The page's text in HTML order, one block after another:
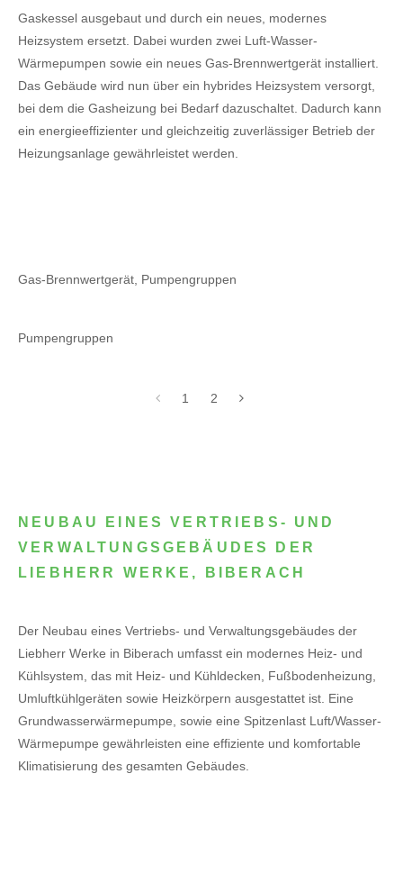
Gaskessel ausgebaut und durch ein neues, modernes
Heizsystem ersetzt. Dabei wurden zwei Luft-Wasser-
Wärmepumpen sowie ein neues Gas-Brennwertgerät installiert.
Das Gebäude wird nun über ein hybrides Heizsystem versorgt,
bei dem die Gasheizung bei Bedarf dazuschaltet. Dadurch kann
ein energieeffizienter und gleichzeitig zuverlässiger Betrieb der
Heizungsanlage gewährleistet werden.
Gas-Brennwertgerät, Pumpengruppen
Pumpengruppen
1 2
NEUBAU EINES VERTRIEBS- UND
VERWALTUNGSGEBÄUDES DER
LIEBHERR WERKE, BIBERACH
Der Neubau eines Vertriebs- und Verwaltungsgebäudes der
Liebherr Werke in Biberach umfasst ein modernes Heiz- und
Kühlsystem, das mit Heiz- und Kühldecken, Fußbodenheizung,
Umluftkühlgeräten sowie Heizkörpern ausgestattet ist. Eine
Grundwasserwärmepumpe, sowie eine Spitzenlast Luft/Wasser-
Wärmepumpe gewährleisten eine effiziente und komfortable
Klimatisierung des gesamten Gebäudes.